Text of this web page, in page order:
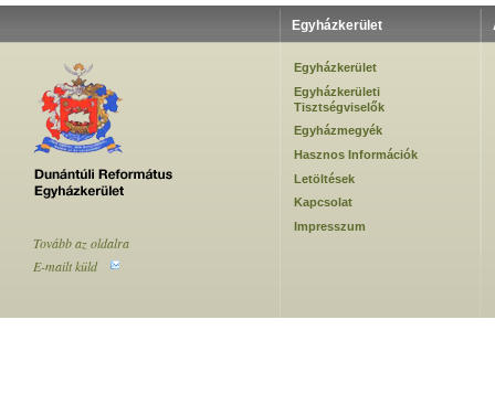
Egyházkerület
Egyházkerület
Egyházkerületi
Tisztségviselők
Egyházmegyék
Hasznos Információk
Letöltések
Kapcsolat
Impresszum
Tovább az oldalra
E-mailt küld